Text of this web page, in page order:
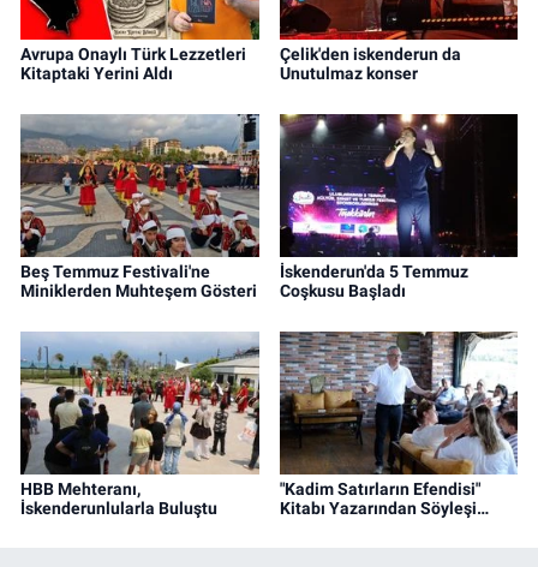
Avrupa Onaylı Türk Lezzetleri
Kitaptaki Yerini Aldı
Çelik'den iskenderun da
Unutulmaz konser
Beş Temmuz Festivali'ne
Miniklerden Muhteşem Gösteri
İskenderun'da 5 Temmuz
Coşkusu Başladı
HBB Mehteranı,
İskenderunlularla Buluştu
"Kadim Satırların Efendisi"
Kitabı Yazarından Söyleşi…